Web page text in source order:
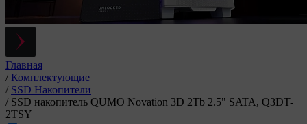
Главная
/ Комплектующие
/ SSD Накопители
/ SSD накопитель QUMO Novation 3D 2Tb 2.5" SATA, Q3DT-
2TSY